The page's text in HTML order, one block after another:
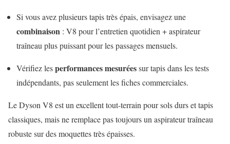
Si vous avez plusieurs tapis très épais, envisagez une
combinaison : V8 pour l’entretien quotidien + aspirateur
traîneau plus puissant pour les passages mensuels.
Vérifiez lesperformances mesuréessur tapis dans les tests
indépendants, pas seulement les fiches commerciales.
Le Dyson V8 est un excellent tout-terrain pour sols durs et tapis
classiques, mais ne remplace pas toujours un aspirateur traîneau
robuste sur des moquettes très épaisses.